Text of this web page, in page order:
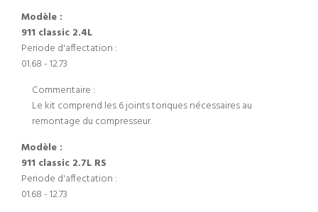
Modèle :
911 classic 2.4L
Periode d'affectation :
01.68 - 12.73
Commentaire :
Le kit comprend les 6 joints toriques nécessaires au
remontage du compresseur.
Modèle :
911 classic 2.7L RS
Periode d'affectation :
01.68 - 12.73